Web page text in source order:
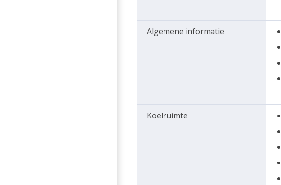
Algemene informatie
Koelruimte